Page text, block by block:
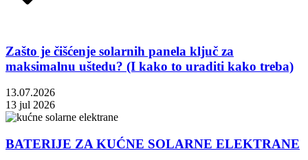
Zašto je čišćenje solarnih panela ključ za
maksimalnu uštedu? (I kako to uraditi kako treba)
13.07.2026
13 jul 2026
BATERIJE ZA KUĆNE SOLARNE ELEKTRANE